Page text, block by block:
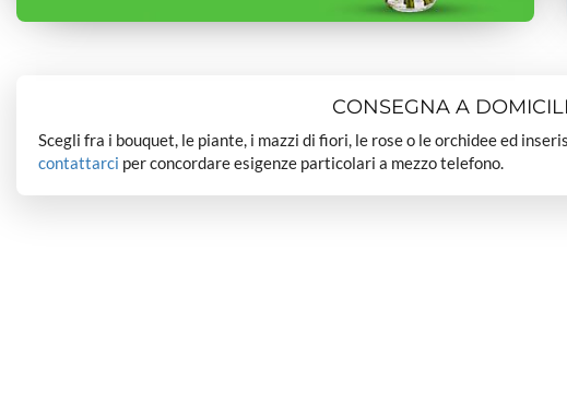
CONSEGNA A
Scegli fra i bouquet, le piante, i mazzi di fiori, le rose o le orchidee ed
contattarci per concordare esigenze particolari a mezzo telefono.